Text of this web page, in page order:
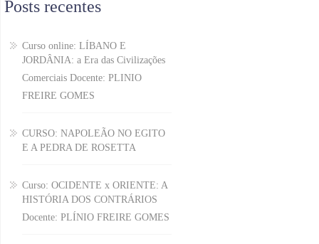
Posts recentes
Curso online: LÍBANO E
JORDÂNIA: a Era das Civilizações
Comerciais Docente: PLINIO
FREIRE GOMES
CURSO: NAPOLEÃO NO EGITO
E A PEDRA DE ROSETTA
Curso: OCIDENTE x ORIENTE: A
HISTÓRIA DOS CONTRÁRIOS
Docente: PLÍNIO FREIRE GOMES